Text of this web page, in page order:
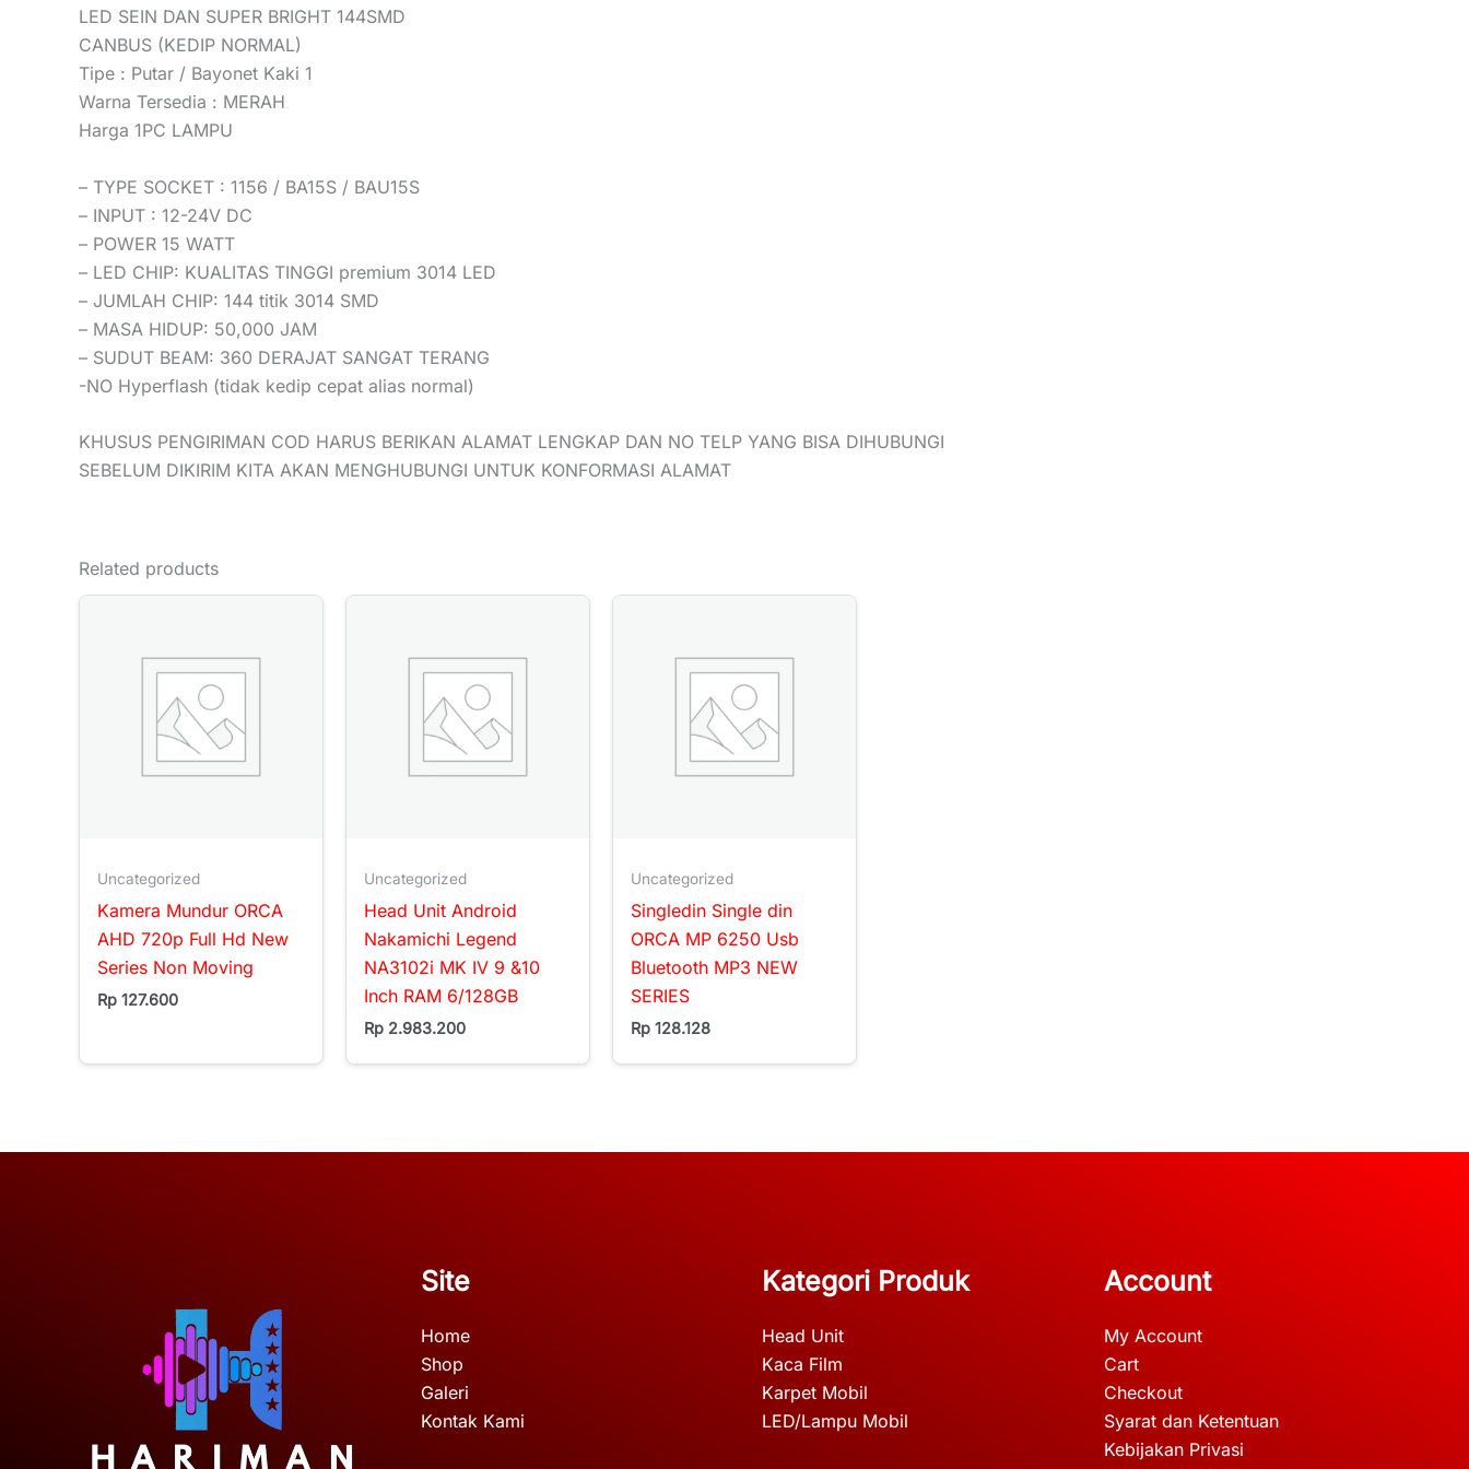
LED SEIN DAN SUPER BRIGHT 144SMD
CANBUS (KEDIP NORMAL)
Tipe : Putar / Bayonet Kaki 1
Warna Tersedia : MERAH
Harga 1PC LAMPU
– TYPE SOCKET : 1156 / BA15S / BAU15S
– INPUT : 12-24V DC
– POWER 15 WATT
– LED CHIP: KUALITAS TINGGI premium 3014 LED
– JUMLAH CHIP: 144 titik 3014 SMD
– MASA HIDUP: 50,000 JAM
– SUDUT BEAM: 360 DERAJAT SANGAT TERANG
-NO Hyperflash (tidak kedip cepat alias normal)
KHUSUS PENGIRIMAN COD HARUS BERIKAN ALAMAT LENGKAP DAN NO TELP YANG BISA DIHUBUNGI
SEBELUM DIKIRIM KITA AKAN MENGHUBUNGI UNTUK KONFORMASI ALAMAT
Related products
Uncategorized
Kamera Mundur ORCA
AHD 720p Full Hd New
Series Non Moving
Rp 127.600
Uncategorized
Head Unit Android
Nakamichi Legend
NA3102i MK IV 9 &10
Inch RAM 6/128GB
Rp 2.983.200
Uncategorized
Singledin Single din
ORCA MP 6250 Usb
Bluetooth MP3 NEW
SERIES
Rp 128.128
Site
Home
Shop
Galeri
Kontak Kami
Kategori Produk
Head Unit
Kaca Film
Karpet Mobil
LED/Lampu Mobil
Account
My Account
Cart
Checkout
Syarat dan Ketentuan
Kebijakan Privasi